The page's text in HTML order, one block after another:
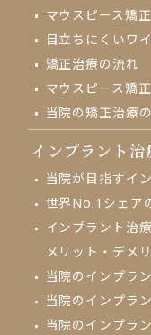
マウスピース矯
目立ちにくいワ
矯正治療の流れ
マウスピース矯
当院の矯正治療
インプラント治
当院が目指すイ
世界No.1シェア
インプラント治
メリット・デメ
当院のインプラ
当院のインプラ
当院のインプラ